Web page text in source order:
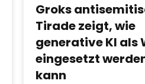
Groks
Tirade zeigt, wie
generative KI als
eingesetzt
kann